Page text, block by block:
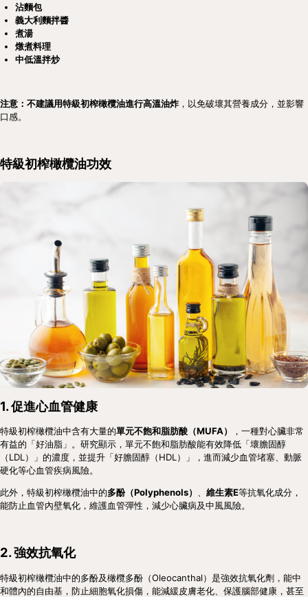
沾麵包
義大利麵拌醬
煮湯
燉煮料理
中低溫拌炒
注意：不建議用特級初榨橄欖油進行高溫油炸 ，以免破壞其營養成分，並影響
口感。
特級初榨橄欖油功效
1. 促進心血管健康
特級初榨橄欖油中含有大量的單元不飽和脂肪酸（MUFA）
，一種對心臟非常
有益的「好油脂」。研究顯示，單元不飽和脂肪酸能有效降低「壞膽固醇
（LDL）」的濃度，並提升「好膽固醇（HDL）」，進而減少血管堵塞、動脈
硬化等心血管疾病風險。
此外，特級初榨橄欖油中的多酚（Polyphenols） 、 維生素E等抗氧化成分，
能防止血管內壁氧化，維護血管彈性，減少心臟病及中風風險。
2. 強效抗氧化
特級初榨橄欖油中的多酚及橄欖多酚（Oleocanthal）是強效抗氧化劑，能中
和體內的自由基，防止細胞氧化損傷，能減緩皮膚老化、保護腦部健康，甚至